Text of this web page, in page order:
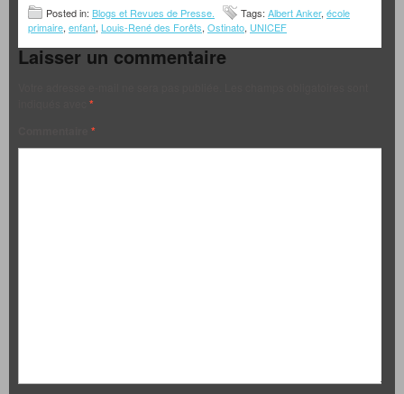
Posted in: Blogs et Revues de Presse. Tags: Albert Anker, école
primaire, enfant, Louis-René des Forêts, Ostinato, UNICEF
Laisser un commentaire
*
*